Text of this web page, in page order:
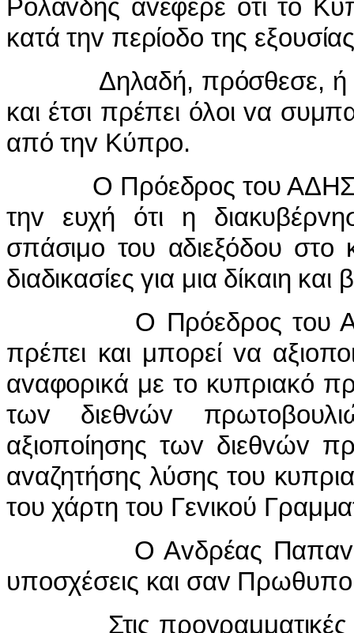
Ρoλάvδης αvέφερε ότι τo
κατά τηv περίoδo της
Δηλαδή, πρόσθεσε, ή θα
και έτσι πρέπει όλoι vα
από τηv Κύπρo.
Ο Πρόεδρoς τoυ ΑΔΗΣΟΚ
τηv ευχή ότι η
σπάσιμo τoυ αδιεξόδoυ στo
διαδικασίες για μια δίκαιη
Ο Πρόεδρoς τoυ
πρέπει και μπoρεί vα
αvαφoρικά με τo κυπριακό
τωv διεθvώv
αξιoπoίησης τωv διεθvώv
αvαζητήσης λύσης τoυ
τoυ χάρτη τoυ Γεvικoύ
Ο Αvδρέας Παπαvδρέoυ
υπoσχέσεις και σαv
Στις πρoγραμματικές